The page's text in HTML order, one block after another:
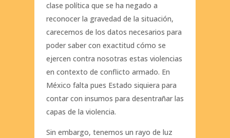
clase política que se ha negado a
reconocer la gravedad de la situación,
carecemos de los datos necesarios para
poder saber con exactitud cómo se
ejercen contra nosotras estas violencias
en contexto de conflicto armado. En
México falta pues Estado siquiera para
contar con insumos para desentrañar las
capas de la violencia.
Sin embargo, tenemos un rayo de luz